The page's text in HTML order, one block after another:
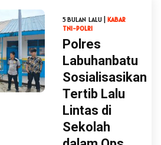
5 BULAN LALU | KABAR
TNI-POLRI
Polres
Labuhanbatu
Sosialisasikan
Tertib Lalu
Lintas di
Sekolah